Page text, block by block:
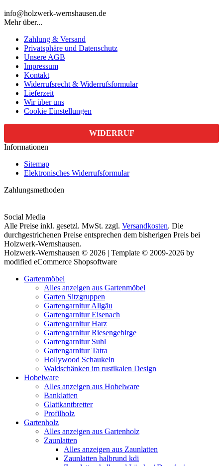
info@holzwerk-wernshausen.de
Mehr über...
Zahlung & Versand
Privatsphäre und Datenschutz
Unsere AGB
Impressum
Kontakt
Widerrufsrecht & Widerrufsformular
Lieferzeit
Wir über uns
Cookie Einstellungen
WIDERRUF
Informationen
Sitemap
Elektronisches Widerrufsformular
Zahlungsmethoden
Social Media
Alle Preise inkl. gesetzl. MwSt. zzgl. Versandkosten. Die
durchgestrichenen Preise entsprechen dem bisherigen Preis bei
Holzwerk-Wernshausen.
Holzwerk-Wernshausen © 2026 | Template © 2009-2026 by
modified eCommerce Shopsoftware
Gartenmöbel
Alles anzeigen aus Gartenmöbel
Garten Sitzgruppen
Gartengarnitur Allgäu
Gartengarnitur Eisenach
Gartengarnitur Harz
Gartengarnitur Riesengebirge
Gartengarnitur Suhl
Gartengarnitur Tatra
Hollywood Schaukeln
Waldschänken im rustikalen Design
Hobelware
Alles anzeigen aus Hobelware
Banklatten
Glattkantbretter
Profilholz
Gartenholz
Alles anzeigen aus Gartenholz
Zaunlatten
Alles anzeigen aus Zaunlatten
Zaunlatten halbrund kdi